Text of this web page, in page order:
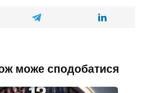
може сподобатися